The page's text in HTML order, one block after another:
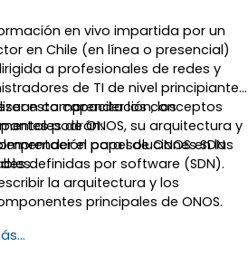
herramientas de red existentes.
y ejecutar un proceso exitoso
actualización de ONOS.
en vivo impartida por un
en Chile (en línea o presencial)
a profesionales de redes y
de TI de nivel principiante
comprender los conceptos
de ONOS, su arquitectura y
para soluciones SDN
esta capacitación, los
podrán:
el papel de ONOS en las
definidas por software (SDN).
la arquitectura y los
principales de ONOS.
basado en Linux.